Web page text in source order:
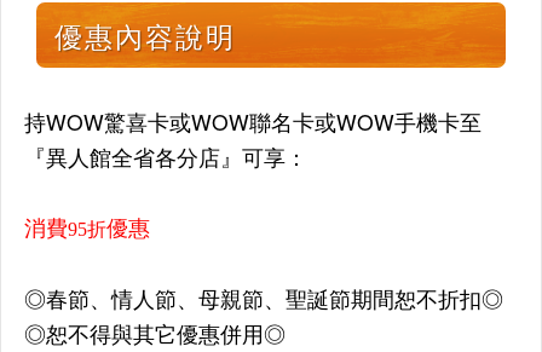
優惠內容說明
持WOW驚喜卡或WOW聯名卡或WOW手機卡至
『異人館全省各分店』可享：
消費95折優惠
◎春節、情人節、母親節、聖誕節期間恕不折扣◎
◎恕不得與其它優惠併用◎